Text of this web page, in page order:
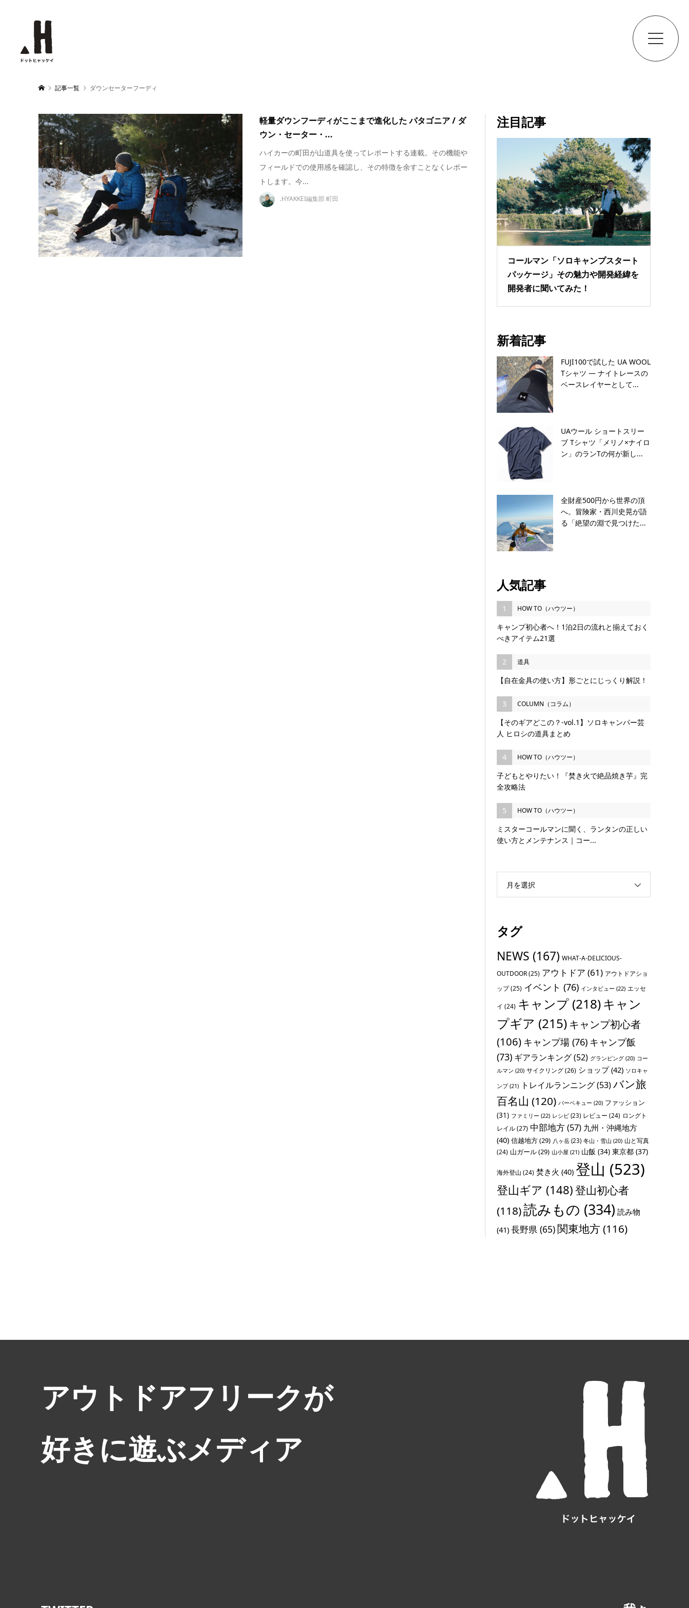
記事一覧 ダウンセーターフーディ
軽量ダウンフーディがここまで進化した パタゴニア / ダ
ウン・セーター・...
ハイカーの町田が山道具を使ってレポートする連載。その機能や
フィールドでの使用感を確認し、その特徴を余すことなくレポー
トします。今...
.HYAKKEI編集部 町田
注目記事
コールマン「ソロキャンプスタート
パッケージ」その魅力や開発経緯を
開発者に聞いてみた！
新着記事
FUJI100で試した UA WOOL
Tシャツ — ナイトレースの
ベースレイヤーとして...
UAウール ショートスリー
ブ Tシャツ「メリノ×ナイロ
ン」のランTの何が新し...
全財産500円から世界の頂
へ。冒険家・西川史晃が語
る「絶望の淵で見つけた...
人気記事
1 HOW TO（ハウツー）
キャンプ初心者へ！1泊2日の流れと揃えておく
べきアイテム21選
2 道具
【自在金具の使い方】形ごとにじっくり解説！
3 COLUMN（コラム）
【そのギアどこの？-vol.1】ソロキャンパー芸
人 ヒロシの道具まとめ
4 HOW TO（ハウツー）
子どもとやりたい！『焚き火で絶品焼き芋』完
全攻略法
5 HOW TO（ハウツー）
ミスターコールマンに聞く、ランタンの正しい
使い方とメンテナンス｜コー...
月を選択
タグ
NEWS (167) WHAT-A-DELICIOUS-
OUTDOOR(25) アウトドア (61) アウトドアショ
ップ(25) イベント (76) インタビュー (22) エッセ
イ (24) キャンプ (218)キャン
プギア (215) キャンプ初心者
(106) キャンプ場 (76) キャンプ飯
(73) ギアランキング(52) グランピング (20) コー
ルマン (20) サイクリング(26) ショップ(42) ソロキャ
ンプ(21) トレイルランニング(53)バン旅
百名山 (120) バーベキュー (20) ファッション
(31) ファミリー (22) レシピ (23) レビュー (24) ロングト
レイル(27) 中部地方(57) 九州・沖縄地方
(40) 信越地方(29) 八ヶ岳 (23) 冬山・雪山 (20) 山と写真
(24) 山ガール(29) 山小屋 (21) 山飯 (34) 東京都 (37)
海外登山 (24) 焚き火 (40) 登山 (523)
登山ギア (148)登山初心者
(118)読みもの (334) 読み物
(41) 長野県 (65)関東地方(116)
アウトドアフリークが
好きに遊ぶメディア